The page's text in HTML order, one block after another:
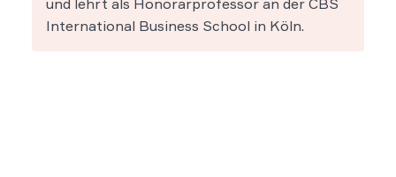
International Business School in Köln.